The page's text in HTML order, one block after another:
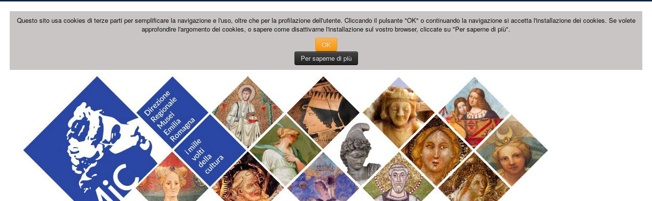
Questo sito usa cookies di terze parti per semplificare la navigazione e l'uso, oltre che per la profilazione dell'utente. Cliccando il pulsante "OK" o continuando la navigazione si accetta l'installazione dei cookies. Se volete
approfondire l'argomento dei cookies, o sapere come disattivarne l'installazione sul vostro browser, cliccate su "Per saperne di più".
OK
Per saperne di più